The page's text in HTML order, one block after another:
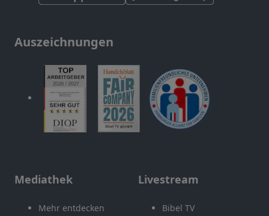
Auszeichnungen
Mediathek
Mehr entdecken
Livestream
Bibel TV